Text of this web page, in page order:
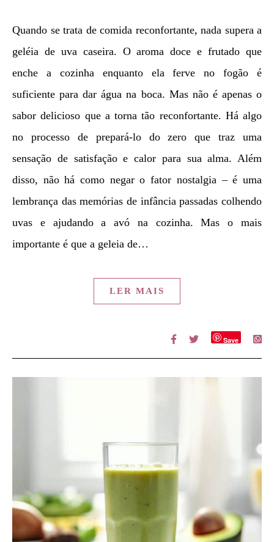
Quando se trata de comida reconfortante, nada supera a
geléia de uva caseira. O aroma doce e frutado que
enche a cozinha enquanto ela ferve no fogão é
suficiente para dar água na boca. Mas não é apenas o
sabor delicioso que a torna tão reconfortante. Há algo
no processo de prepará-lo do zero que traz uma
sensação de satisfação e calor para sua alma. Além
disso, não há como negar o fator nostalgia – é uma
lembrança das memórias de infância passadas colhendo
uvas e ajudando a avó na cozinha. Mas o mais
importante é que a geleia de…
LER MAIS
Save